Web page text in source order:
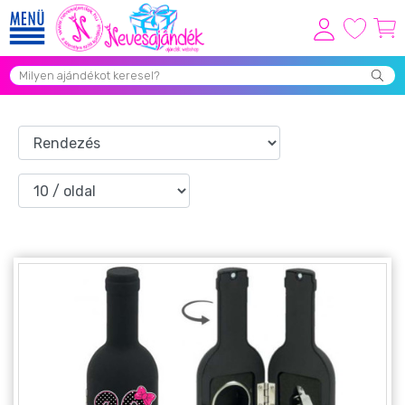
Viszonteladóknak
Grill Party Kellékek ❤️
Egyedi Ajándékok Rendelés
Vicces Pólók
Szerelmes Ajándékok ❤
Szülinapi ajándékok